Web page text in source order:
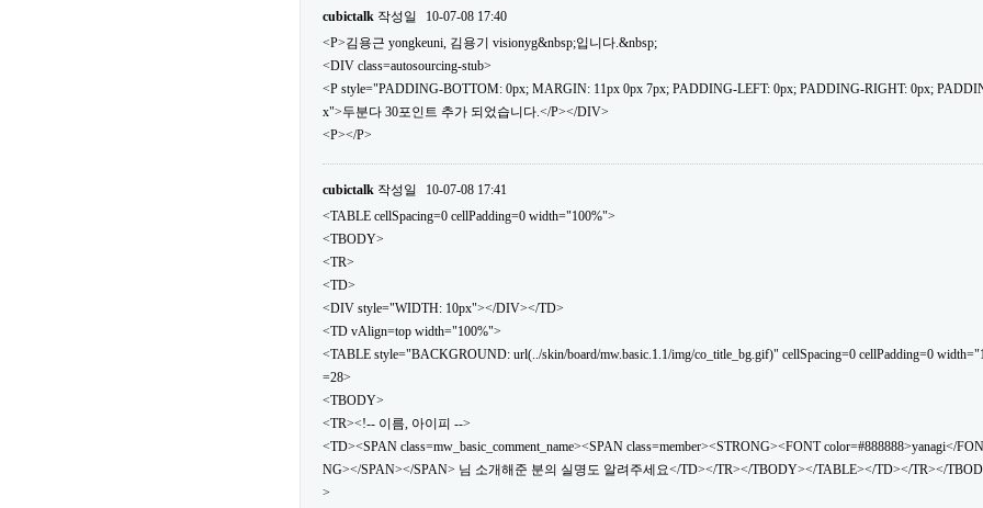
cubictalk 작성일
10-07-08 17:40
<P>김용근 yongkeuni, 김용기 visionyg&nbsp;입니다.&nbsp;
<DIV class=autosourcing-stub>
<P style="PADDING-BOTTOM: 0px; MARGIN: 11px 0px 7px; PADDING-LEFT: 0px; PADDING-RIGHT: 0px;
x">두분다 30포인트 추가 되었습니다.</P></DIV>
<P></P>
cubictalk 작성일
10-07-08 17:41
<TABLE cellSpacing=0 cellPadding=0 width="100%">
<TBODY>
<TR>
<TD>
<DIV style="WIDTH: 10px"></DIV></TD>
<TD vAlign=top width="100%">
<TABLE style="BACKGROUND: url(../skin/board/mw.basic.1.1/img/co_title_bg.gif)" cellSpacing=0 cellPadding=0
=28>
<TBODY>
<TR><!-- 이름, 아이피 -->
<TD><SPAN class=mw_basic_comment_name><SPAN class=member><STRONG><FONT color=#888888>yanagi</
NG></SPAN></SPAN> 님 소개해준 분의 실명도 알려주세요</TD></TR></TBODY></TABLE></TD></TR></
>